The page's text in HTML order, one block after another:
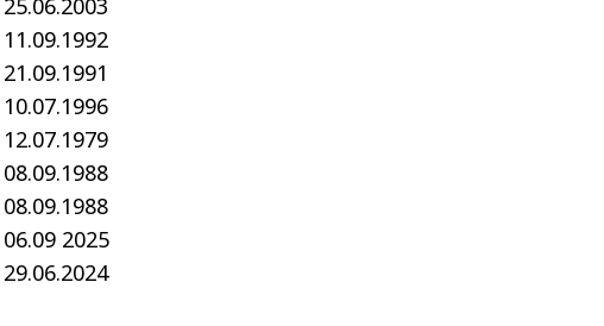
25.06.2003
11.09.1992
21.09.1991
10.07.1996
12.07.1979
08.09.1988
08.09.1988
06.09 2025
29.06.2024